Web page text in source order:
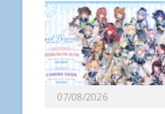
07/08/2026